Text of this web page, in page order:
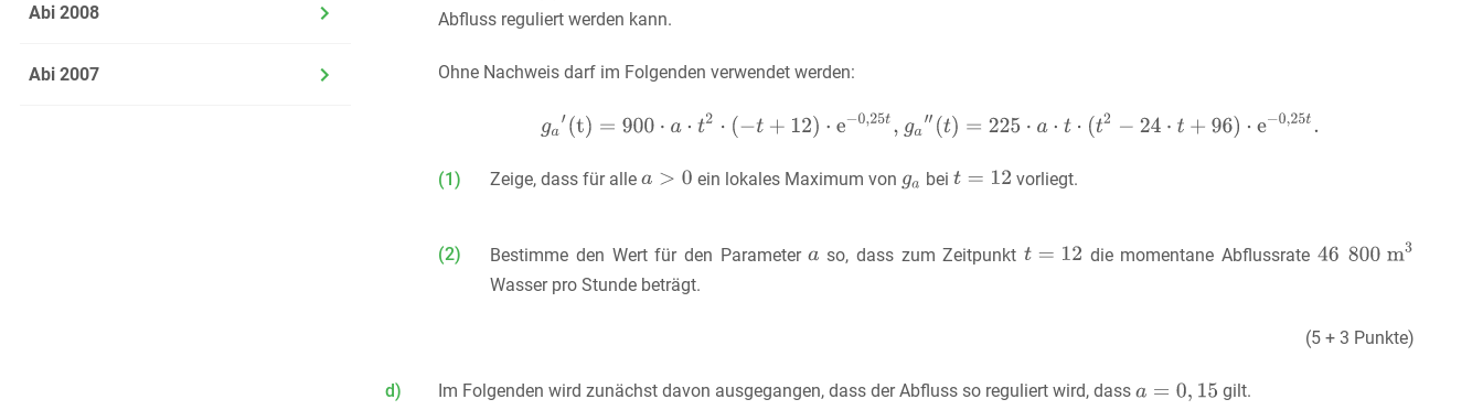
Abi 2008
Abi 2007
Abfluss reguliert werden kann.
Ohne Nachweis darf im Folgenden verwendet werden:
(1) Zeige, dass für alle ein lokales Maximum von bei vorliegt.
(2) Bestimme den Wert für den Parameter so, dass zum Zeitpunkt
die momentane Abflussrate
Wasser pro Stunde beträgt.
(5 + 3 Punkte)
d) Im Folgenden wird zunächst davon ausgegangen, dass der Abfluss so reguliert wird, dass
gilt.